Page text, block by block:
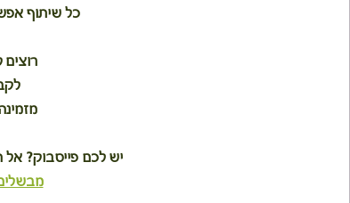
כל שיתוף
יש לכם פייסבוק?